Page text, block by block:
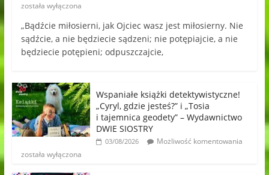
została wyłączona
„Bądźcie miłosierni, jak Ojciec wasz jest miłosierny. Nie
sądźcie, a nie będziecie sądzeni; nie potępiajcie, a nie
będziecie potępieni; odpuszczajcie,
Wspaniałe książki detektywistyczne!
„Cyryl, gdzie jesteś?” i „Tosia
i tajemnica geodety” – Wydawnictwo
DWIE SIOSTRY
03/08/2026
Możliwość komentowania
została wyłączona